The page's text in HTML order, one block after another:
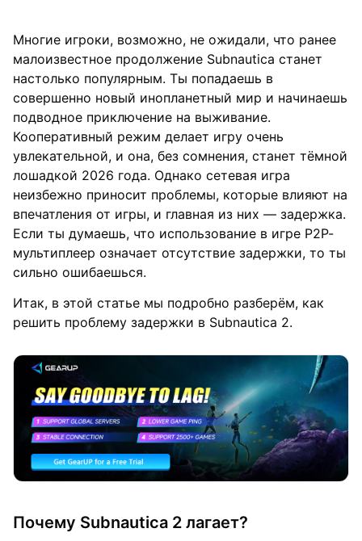
Многие игроки, возможно, не ожидали, что ранее
малоизвестное продолжение Subnautica станет
настолько популярным. Ты попадаешь в
совершенно новый инопланетный мир и начинаешь
подводное приключение на выживание.
Кооперативный режим делает игру очень
увлекательной, и она, без сомнения, станет тёмной
лошадкой 2026 года. Однако сетевая игра
неизбежно приносит проблемы, которые влияют на
впечатления от игры, и главная из них — задержка.
Если ты думаешь, что использование в игре P2P-
мультиплеер означает отсутствие задержки, то ты
сильно ошибаешься.
Итак, в этой статье мы подробно разберём, как
решить проблему задержки в Subnautica 2.
Почему Subnautica 2 лагает?